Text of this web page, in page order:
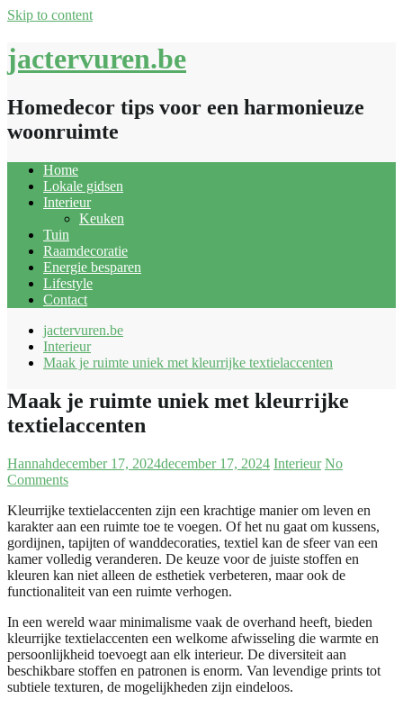
Skip to content
jactervuren.be
Homedecor tips voor een harmonieuze
woonruimte
Home
Lokale gidsen
Interieur
Keuken
Tuin
Raamdecoratie
Energie besparen
Lifestyle
Contact
jactervuren.be
Interieur
Maak je ruimte uniek met kleurrijke textielaccenten
Maak je ruimte uniek met kleurrijke
textielaccenten
Hannahdecember 17, 2024december 17, 2024 Interieur No
Comments
Kleurrijke textielaccenten zijn een krachtige manier om leven en
karakter aan een ruimte toe te voegen. Of het nu gaat om kussens,
gordijnen, tapijten of wanddecoraties, textiel kan de sfeer van een
kamer volledig veranderen. De keuze voor de juiste stoffen en
kleuren kan niet alleen de esthetiek verbeteren, maar ook de
functionaliteit van een ruimte verhogen.
In een wereld waar minimalisme vaak de overhand heeft, bieden
kleurrijke textielaccenten een welkome afwisseling die warmte en
persoonlijkheid toevoegt aan elk interieur. De diversiteit aan
beschikbare stoffen en patronen is enorm. Van levendige prints tot
subtiele texturen, de mogelijkheden zijn eindeloos.